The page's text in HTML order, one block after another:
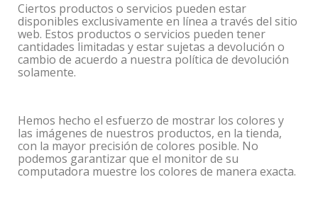
Ciertos productos o servicios pueden estar
disponibles exclusivamente en línea a través del sitio
web. Estos productos o servicios pueden tener
cantidades limitadas y estar sujetas a devolución o
cambio de acuerdo a nuestra política de devolución
solamente.
Hemos hecho el esfuerzo de mostrar los colores y
las imágenes de nuestros productos, en la tienda,
con la mayor precisión de colores posible. No
podemos garantizar que el monitor de su
computadora muestre los colores de manera exacta.